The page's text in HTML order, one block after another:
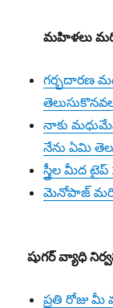
మహిళలు
గర్భదారణ
నాకు
నేను ఏమి
స్త్రీల మీద
మెనోపాజ్
షుగర్ వ్యాధి
ప్రతి రోజు మీ